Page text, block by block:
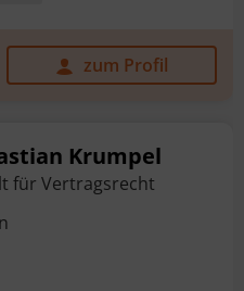
zum Profil
Krumpel
für Vertragsrecht